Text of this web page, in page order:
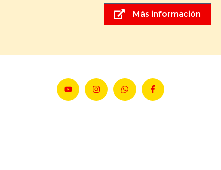
Más información